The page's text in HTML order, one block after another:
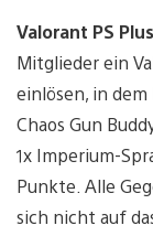
Valorant PS
Mitglieder ein
einlösen, in
Chaos Gun
1x Imperium-
Punkte. Alle
sich nicht auf